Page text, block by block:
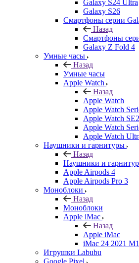
Galaxy S24 Ultra
Galaxy S26
Смартфоны серии
Назад
Смартфоны
Galaxy Z Fold 4
Умные часы
Назад
Умные часы
Apple Watch
Назад
Apple Watch
Apple Watch
Apple Watch SE2
Apple Watch
Apple Watch
Наушники и гарнитуры
Назад
Наушники и
Apple Airpods 4
Apple Airpods Pro 3
Моноблоки
Назад
Моноблоки
Apple iMac
Назад
Apple iMac
iMac 24 2021 M1
Игрушки Labubu
Google Pixel